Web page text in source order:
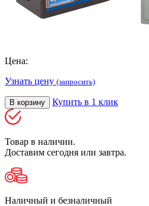
Цена:
Узнать цену (запросить)
В корзину Купить в 1 клик
Товар в наличии.
Доставим сегодня или завтра.
Наличный и безналичный